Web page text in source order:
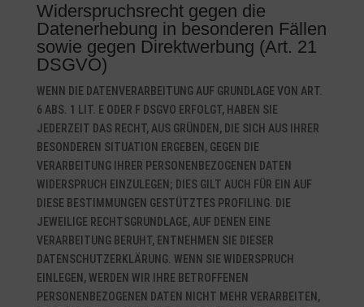
Widerspruchsrecht gegen die
Datenerhebung in besonderen Fällen
sowie gegen Direktwerbung (Art. 21
DSGVO)
WENN DIE DATENVERARBEITUNG AUF GRUNDLAGE VON ART.
6 ABS. 1 LIT. E ODER F DSGVO ERFOLGT, HABEN SIE
JEDERZEIT DAS RECHT, AUS GRÜNDEN, DIE SICH AUS IHRER
BESONDEREN SITUATION ERGEBEN, GEGEN DIE
VERARBEITUNG IHRER PERSONENBEZOGENEN DATEN
WIDERSPRUCH EINZULEGEN; DIES GILT AUCH FÜR EIN AUF
DIESE BESTIMMUNGEN GESTÜTZTES PROFILING. DIE
JEWEILIGE RECHTSGRUNDLAGE, AUF DENEN EINE
VERARBEITUNG BERUHT, ENTNEHMEN SIE DIESER
DATENSCHUTZERKLÄRUNG. WENN SIE WIDERSPRUCH
EINLEGEN, WERDEN WIR IHRE BETROFFENEN
PERSONENBEZOGENEN DATEN NICHT MEHR VERARBEITEN,